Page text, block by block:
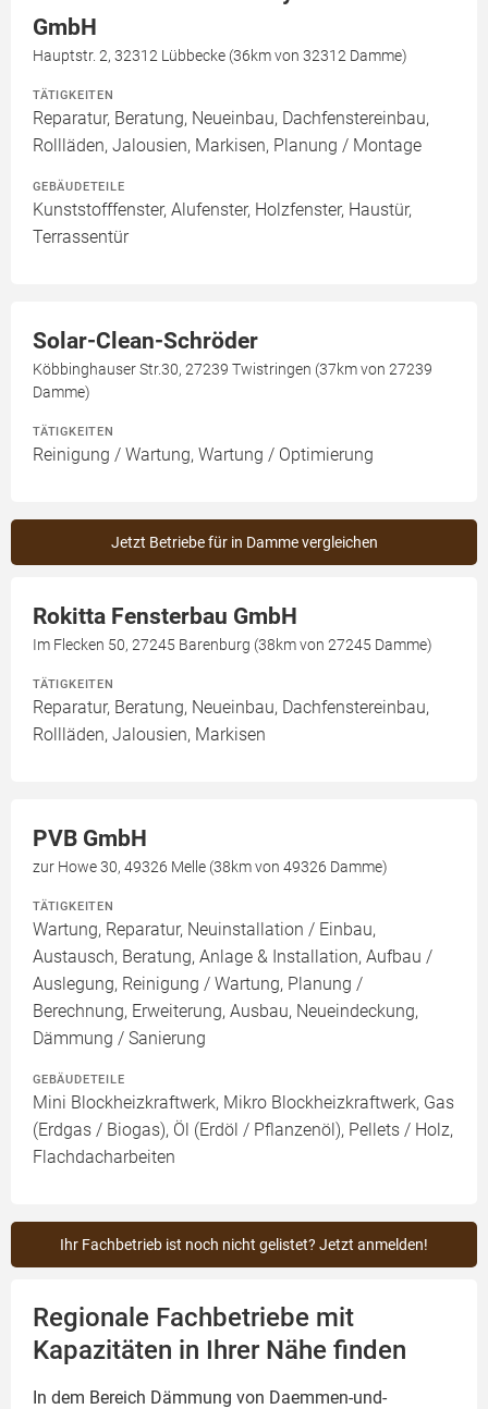
GmbH
Hauptstr. 2, 32312 Lübbecke (36km von 32312 Damme)
TÄTIGKEITEN
Reparatur, Beratung, Neueinbau, Dachfenstereinbau,
Rollläden, Jalousien, Markisen, Planung / Montage
GEBÄUDETEILE
Kunststofffenster, Alufenster, Holzfenster, Haustür,
Terrassentür
Solar-Clean-Schröder
Köbbinghauser Str.30, 27239 Twistringen (37km von 27239
Damme)
TÄTIGKEITEN
Reinigung / Wartung, Wartung / Optimierung
Jetzt Betriebe für in Damme vergleichen
Rokitta Fensterbau GmbH
Im Flecken 50, 27245 Barenburg (38km von 27245 Damme)
TÄTIGKEITEN
Reparatur, Beratung, Neueinbau, Dachfenstereinbau,
Rollläden, Jalousien, Markisen
PVB GmbH
zur Howe 30, 49326 Melle (38km von 49326 Damme)
TÄTIGKEITEN
Wartung, Reparatur, Neuinstallation / Einbau,
Austausch, Beratung, Anlage & Installation, Aufbau /
Auslegung, Reinigung / Wartung, Planung /
Berechnung, Erweiterung, Ausbau, Neueindeckung,
Dämmung / Sanierung
GEBÄUDETEILE
Mini Blockheizkraftwerk, Mikro Blockheizkraftwerk, Gas
(Erdgas / Biogas), Öl (Erdöl / Pflanzenöl), Pellets / Holz,
Flachdacharbeiten
Ihr Fachbetrieb ist noch nicht gelistet? Jetzt anmelden!
Regionale Fachbetriebe mit
Kapazitäten in Ihrer Nähe finden
In dem Bereich Dämmung von Daemmen-und-